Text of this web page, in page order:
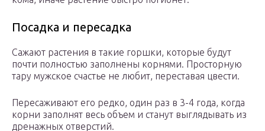
Посадка и пересадка
Сажают растения в такие горшки, которые будут
почти полностью заполнены корнями. Просторную
тару мужское счастье не любит, переставая цвести.
Пересаживают его редко, один раз в 3-4 года, когда
корни заполнят весь объем и станут выглядывать из
дренажных отверстий.